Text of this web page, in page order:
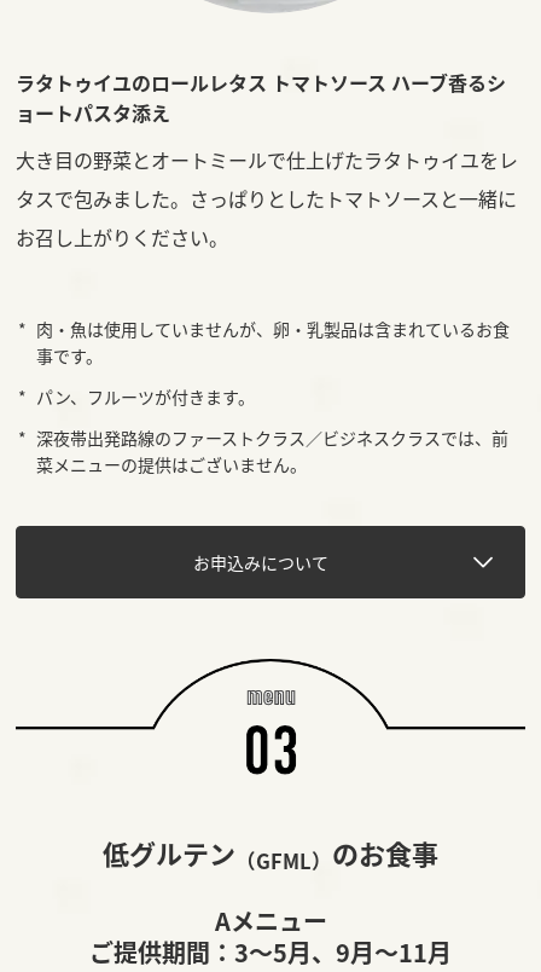
ラタトゥイユのロールレタス トマトソース ハーブ香るシ
ョートパスタ添え
大き目の野菜とオートミールで仕上げたラタトゥイユをレ
タスで包みました。さっぱりとしたトマトソースと一緒に
お召し上がりください。
肉・魚は使用していませんが、卵・乳製品は含まれているお食
事です。
パン、フルーツが付きます。
深夜帯出発路線のファーストクラス／ビジネスクラスでは、前
菜メニューの提供はございません。
お申込みについて
低グルテン （GFML） のお食事
Aメニュー
ご提供期間：3～5月、9月～11月